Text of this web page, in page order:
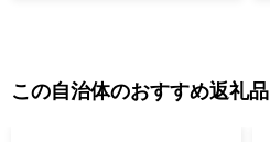
この自治体のおすすめ返礼品